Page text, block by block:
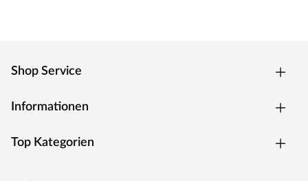
Shop Service
Informationen
Top Kategorien